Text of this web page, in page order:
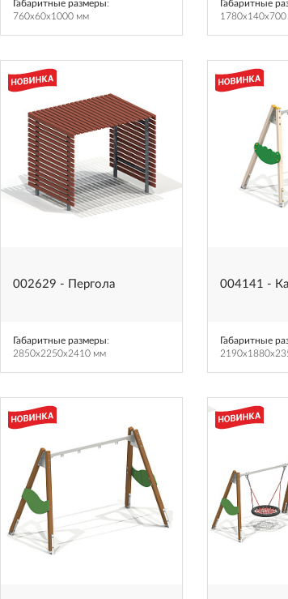
Габаритные размеры:
760x60x1000 мм
Габаритные
002629 - Пергола
Габаритные размеры:
2850x2250x2410 мм
004141 -
Габаритные